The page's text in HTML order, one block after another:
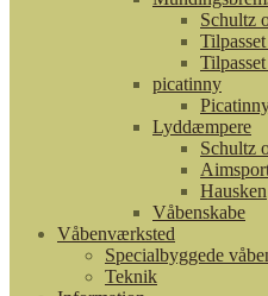
Schultz
picatinny
Lyddæmpere
Schultz
Hausken
Våbenskabe
Våbenværksted
Specialbyggede
Teknik